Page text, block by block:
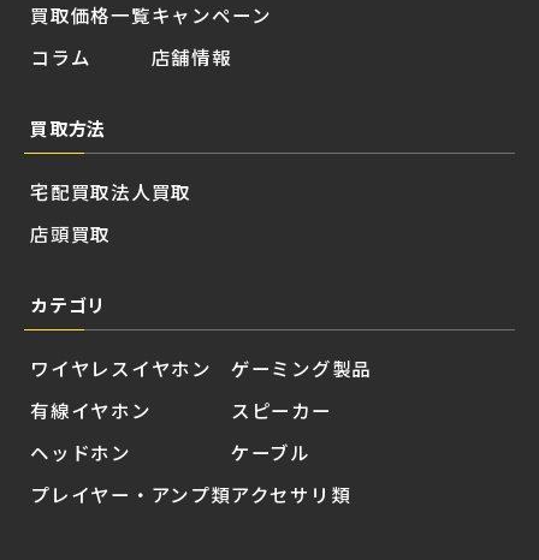
買取価格一覧
コラム
キャンペーン
店舗情報
買取方法
宅配買取
店頭買取
法人買取
カテゴリ
ワイヤレスイヤホン
有線イヤホン
ヘッドホン
プレイヤー・アンプ類
ゲーミング製品
スピーカー
ケーブル
アクセサリ類